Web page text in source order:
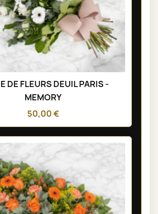
DE FLEURS DEUIL PARIS -
MEMORY
50,00 €